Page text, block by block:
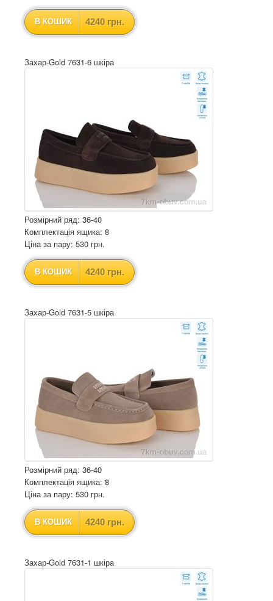
В КОШИК 4240 грн.
Захар-Gold 7631-6 шкіра
Розмірний ряд: 36-40
Комплектація ящика: 8
Ціна за пару: 530 грн.
В КОШИК 4240 грн.
Захар-Gold 7631-5 шкіра
Розмірний ряд: 36-40
Комплектація ящика: 8
Ціна за пару: 530 грн.
В КОШИК 4240 грн.
Захар-Gold 7631-1 шкіра